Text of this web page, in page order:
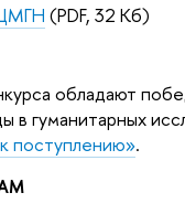
(PDF, 32 Кб)
обладают
в гуманитарных
поступлению».